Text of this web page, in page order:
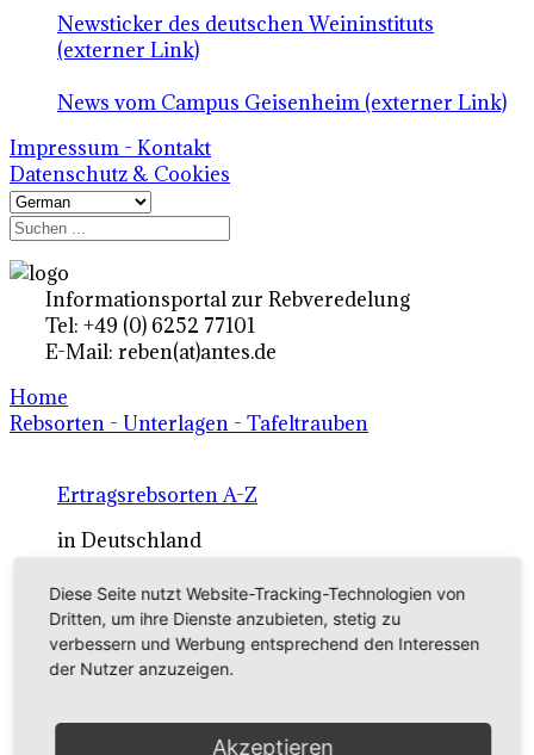
Newsticker des deutschen Weininstituts
(externer Link)
News vom Campus Geisenheim (externer Link)
Impressum - Kontakt
Datenschutz & Cookies
Informationsportal zur Rebveredelung
Tel: +49 (0) 6252 77101
E-Mail: reben(at)antes.de
Home
Rebsorten - Unterlagen - Tafeltrauben
Ertragsrebsorten A-Z
in Deutschland
Rebsorten international
externe Links
Tafeltraubensorten
Diese Seite nutzt Website-Tracking-Technologien von
Dritten, um ihre Dienste anzubieten, stetig zu
verbessern und Werbung entsprechend den Interessen
der Nutzer anzuzeigen.
Akzeptieren